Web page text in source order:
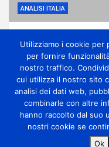
ANALISI ITALIA
qualche
1 giorno ago
Copyright
Utilizziamo i cookie per
per fornire
nostro traffico.
cui utilizza il nostro sito
analisi dei dati web,
combinarle con altre
hanno raccolto dal suo
nostri cookie se
Ok